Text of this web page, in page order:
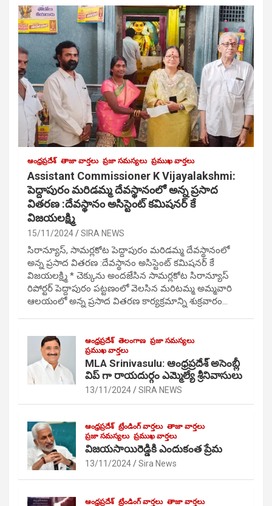
ఆంధ్రప్రదేశ్ తాజా వార్తలు ప్రజా సమస్యలు ప్రముఖ వార్తలు
Assistant Commissioner K Vijayalakshmi:
పెద్దాపురం మరిడమ్మ దేవస్థానంలో అన్న ప్రసాద
వితరణ :దేవస్థానం అసిస్టెంట్ కమిషనర్ కే
విజయలక్ష్మి
15/11/2024 SIRA NEWS
సిరాన్యూస్, సామర్లకోట పెద్దాపురం మరిడమ్మ దేవస్థానంలో
అన్న ప్రసాద వితరణ :దేవస్థానం అసిస్టెంట్ కమిషనర్ కే
విజయలక్ష్మి * చెక్కును అందజేసిన సామర్లకోట సిరాన్యూస్
రిపోర్టర్ పెద్దాపురం పట్టణంలో వెలసిన మరిటమ్మ అమ్మవారి
ఆలయంలో అన్న ప్రసాద వితరణ కార్యక్రమాన్ని శుక్రవారం…
ఆంధ్రప్రదేశ్ తెలంగాణ ప్రజా సమస్యలు
ప్రముఖ వార్తలు
MLA Srinivasulu: ఆంధ్రప్రదేశ్ అసెంబ్లీ
విప్ గా రాయదుర్గం ఎమ్మెల్యే శ్రీనివాసులు
13/11/2024 SIRA NEWS
ఆంధ్రప్రదేశ్ ట్రేండింగ్ వార్తలు తాజా వార్తలు
ప్రజా సమస్యలు ప్రముఖ వార్తలు
విజయసాయిరెడ్డికి ఎందుకంత ప్రేమ
13/11/2024 Sira News
ఆంధ్రప్రదేశ్ ట్రేండింగ్ వార్తలు తాజా వార్తలు